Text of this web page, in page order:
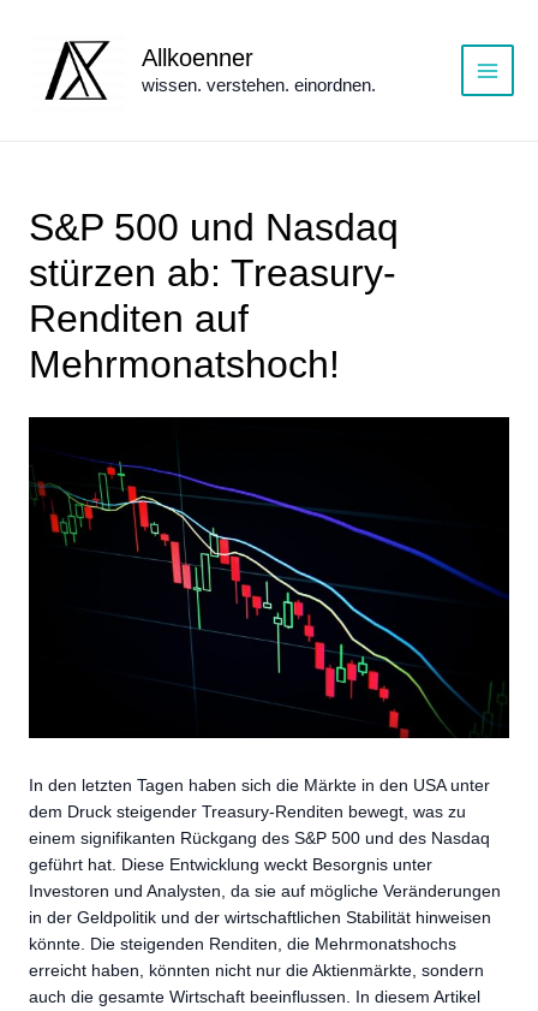
springen
Allkoenner
wissen. verstehen. einordnen.
Main
S&P 500 und Nasdaq
stürzen ab: Treasury-
Renditen auf
Mehrmonatshoch!
In den letzten Tagen haben sich die Märkte in den USA unter
dem Druck steigender Treasury-Renditen bewegt, was zu
einem signifikanten Rückgang des S&P 500 und des Nasdaq
geführt hat. Diese Entwicklung weckt Besorgnis unter
Investoren und Analysten, da sie auf mögliche Veränderungen
in der Geldpolitik und der wirtschaftlichen Stabilität hinweisen
könnte. Die steigenden Renditen, die Mehrmonatshochs
erreicht haben, könnten nicht nur die Aktienmärkte, sondern
auch die gesamte Wirtschaft beeinflussen. In diesem Artikel